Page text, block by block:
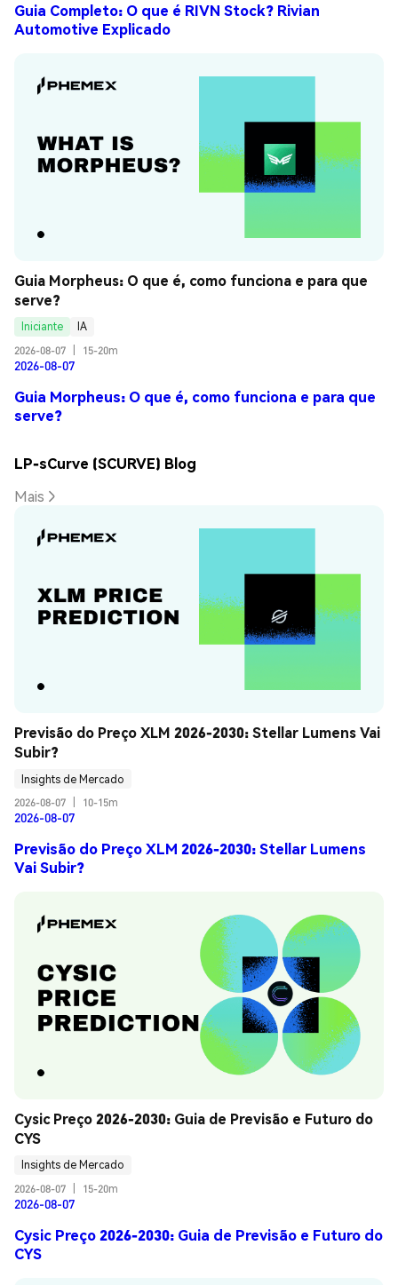
Guia Completo: O que é RIVN Stock? Rivian
Automotive Explicado
Guia Morpheus: O que é, como funciona e para que
serve?
Iniciante
IA
2026-08-07
15-20m
2026-08-07
Guia Morpheus: O que é, como funciona e para que
serve?
LP-sCurve (SCURVE) Blog
Mais
Previsão do Preço XLM 2026-2030: Stellar Lumens Vai
Subir?
Insights de Mercado
2026-08-07
10-15m
2026-08-07
Previsão do Preço XLM 2026-2030: Stellar Lumens
Vai Subir?
Cysic Preço 2026-2030: Guia de Previsão e Futuro do
CYS
Insights de Mercado
2026-08-07
15-20m
2026-08-07
Cysic Preço 2026-2030: Guia de Previsão e Futuro do
CYS